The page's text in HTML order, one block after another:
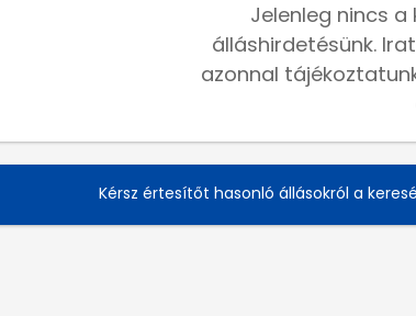
Jelenleg nincs
álláshirdetésünk.
azonnal
Kérsz értesítőt hasonló állásokról a